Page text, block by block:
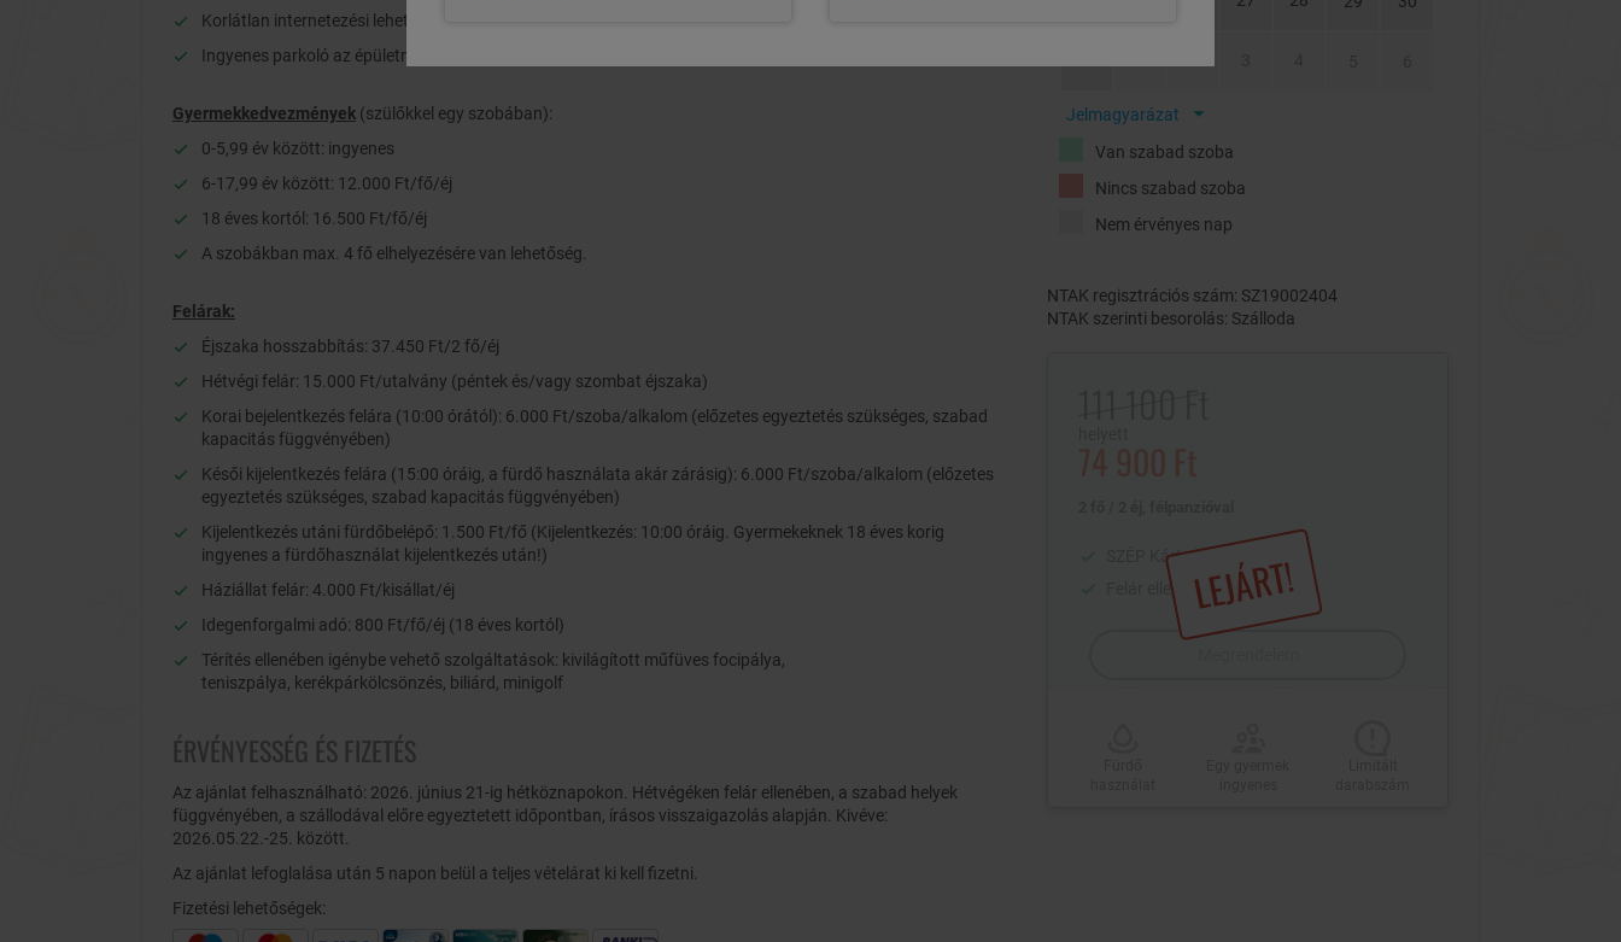
Korlátlan internetezési lehetőség (WIFI)
Ingyenes parkoló az épületnél
Gyermekkedvezmények (szülőkkel egy szobában):
0-5,99 év között: ingyenes
6-17,99 év között: 12.000 Ft/fő/éj
18 éves kortól: 16.500 Ft/fő/éj
A szobákban max. 4 fő elhelyezésére van lehetőség.
Felárak:
Éjszaka hosszabbítás: 37.450 Ft/2 fő/éj
Hétvégi felár: 15.000 Ft/utalvány (péntek és/vagy szombat éjszaka)
Korai bejelentkezés felára (10:00 órától): 6.000 Ft/szoba/alkalom (előzetes egyeztetés szükséges, szabad
kapacitás függvényében)
Késői kijelentkezés felára (15:00 óráig, a fürdő használata akár zárásig): 6.000 Ft/szoba/alkalom (előzetes
egyeztetés szükséges, szabad kapacitás függvényében)
Kijelentkezés utáni fürdőbelépő: 1.500 Ft/fő (Kijelentkezés: 10:00 óráig. Gyermekeknek 18 éves korig
ingyenes a fürdőhasználat kijelentkezés után!)
Háziállat felár: 4.000 Ft/kisállat/éj
Idegenforgalmi adó: 800 Ft/fő/éj (18 éves kortól)
Térítés ellenében igénybe vehető szolgáltatások: kivilágított műfüves focipálya,
teniszpálya, kerékpárkölcsönzés, biliárd, minigolf
ÉRVÉNYESSÉG ÉS FIZETÉS
Az ajánlat felhasználható: 2026. június 21-ig hétköznapokon. Hétvégéken felár ellenében, a szabad helyek
függvényében, a szállodával előre egyeztetett időpontban, írásos visszaigazolás alapján. Kivéve:
2026.05.22.-25. között.
Az ajánlat lefoglalása után 5 napon belül a teljes vételárat ki kell fizetni.
Fizetési lehetőségek:
Jelmagyarázat
Van szabad szoba
Nincs szabad szoba
Nem érvényes nap
NTAK regisztrációs szám: SZ19002404
NTAK szerinti besorolás: Szálloda
LEJÁRT!
SZÉP Kártya
Felár ellenében hétvégén is